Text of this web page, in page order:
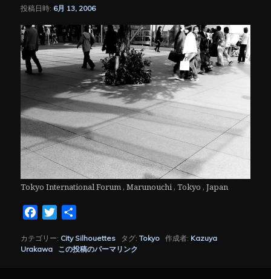
シ
ン
投稿日時: 6月 13, 2006
Tokyo International Forum , Marunouchi , Tokyo , Japan
FacebookTwitter
カテゴリー: City Silhouettes タグ:Tokyo 作成者: Kazuya
Urakawa
この投稿のパーマリンク